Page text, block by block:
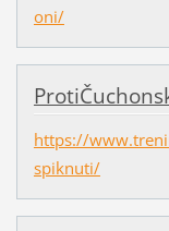
oni/
https://
spiknuti/